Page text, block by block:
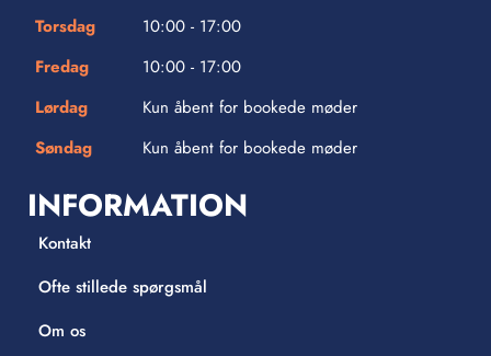
Torsdag
10:00 - 17:00
Fredag
10:00 - 17:00
Lørdag
Kun åbent for bookede møder
Søndag
Kun åbent for bookede møder
INFORMATION
Kontakt
Ofte stillede spørgsmål
Om os